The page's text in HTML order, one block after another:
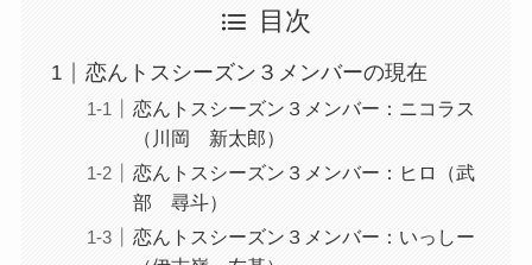
目次
恋んトスシーズン３メンバーの現在
恋んトスシーズン３メンバー：ニコラス
（川岡 新太郎）
恋んトスシーズン３メンバー：ヒロ（武
部 尋斗）
恋んトスシーズン３メンバー：いっしー